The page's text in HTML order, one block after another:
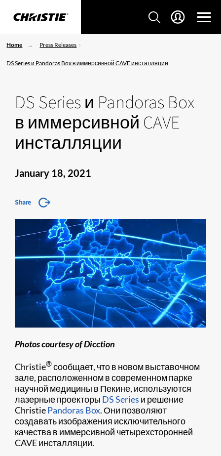
Home Press Releases
DS Series и Pandoras Box в иммерсивной CAVE инсталляции
DS Series и Pandoras Box
в иммерсивной CAVE
инсталляции
January 18, 2021
Share
Photos courtesy of Dicction
Christie®сообщает, что в новом выставочном
зале, расположенном в современном парке
научной медицины в Пекине, используются
лазерные проекторы DS Series и решение
ChristiePandoras Box. Они позволяют
создавать изображения исключительного
качества в иммерсивной четырехсторонней
CAVE инсталляции.